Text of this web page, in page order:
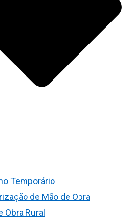
Temporário
de Mão de Obra
Obra Rural